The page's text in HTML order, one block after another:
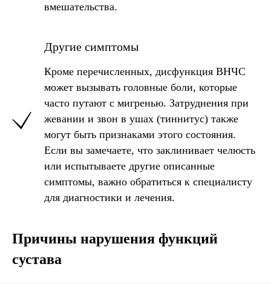
вмешательства.
Другие симптомы
Кроме перечисленных, дисфункция ВНЧС
может вызывать головные боли, которые
часто путают с мигренью. Затруднения при
жевании и звон в ушах (тиннитус) также
могут быть признаками этого состояния.
Если вы замечаете, что заклинивает челюсть
или испытываете другие описанные
симптомы, важно обратиться к специалисту
для диагностики и лечения.
Причины нарушения функций
сустава